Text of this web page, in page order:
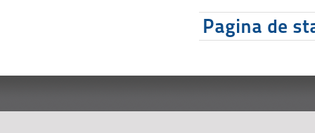
Pagina de